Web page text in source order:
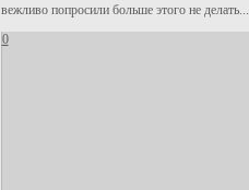
вежливо попросили больше этого не делать...
0